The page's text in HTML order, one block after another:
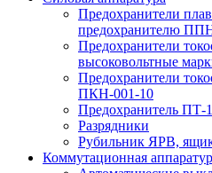
Предохранители
предохранителю
Предохранители
высоковольтные
Предохранители
ПКН-001-10
Предохранитель ПТ-
Разрядники
Рубильник ЯРВ,
Коммутационная